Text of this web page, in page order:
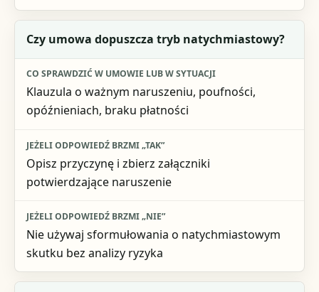
Czy umowa dopuszcza tryb natychmiastowy?
Klauzula o ważnym naruszeniu, poufności,
opóźnieniach, braku płatności
Opisz przyczynę i zbierz załączniki
potwierdzające naruszenie
Nie używaj sformułowania o natychmiastowym
skutku bez analizy ryzyka